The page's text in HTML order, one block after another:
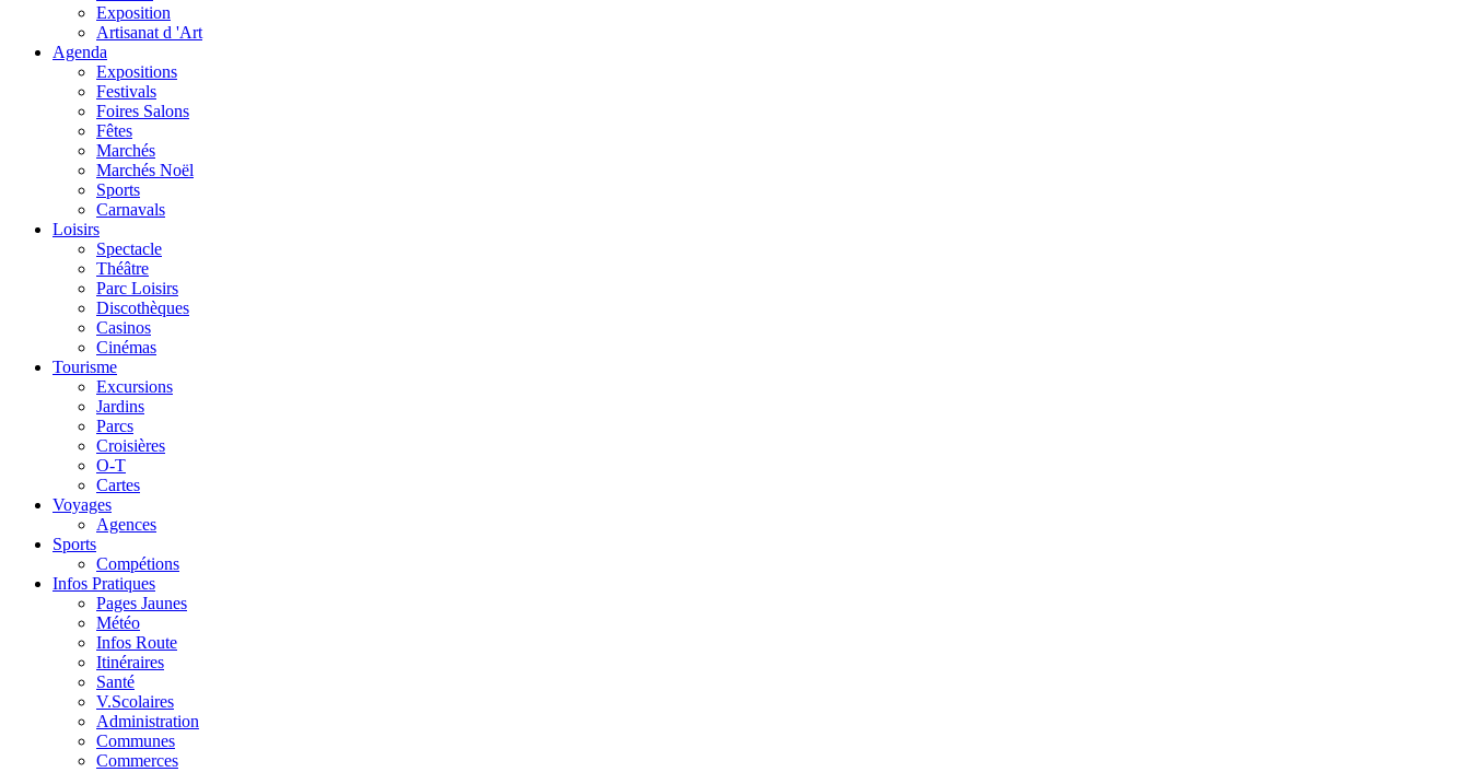
Exposition
Artisanat d 'Art
Agenda
Expositions
Festivals
Foires Salons
Fêtes
Marchés
Marchés Noël
Sports
Carnavals
Loisirs
Spectacle
Théâtre
Parc Loisirs
Discothèques
Casinos
Cinémas
Tourisme
Excursions
Jardins
Parcs
Croisières
O-T
Cartes
Voyages
Agences
Sports
Compétions
Infos Pratiques
Pages Jaunes
Météo
Infos Route
Itinéraires
Santé
V.Scolaires
Administration
Communes
Commerces